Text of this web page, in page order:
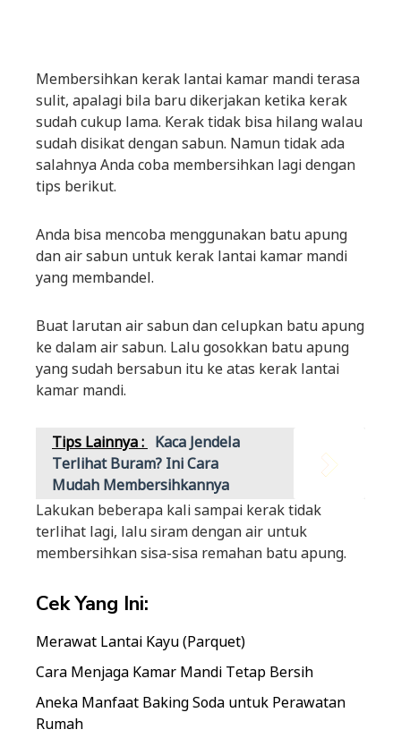
Membersihkan kerak lantai kamar mandi terasa
sulit, apalagi bila baru dikerjakan ketika kerak
sudah cukup lama. Kerak tidak bisa hilang walau
sudah disikat dengan sabun. Namun tidak ada
salahnya Anda coba membersihkan lagi dengan
tips berikut.
Anda bisa mencoba menggunakan batu apung
dan air sabun untuk kerak lantai kamar mandi
yang membandel.
Buat larutan air sabun dan celupkan batu apung
ke dalam air sabun. Lalu gosokkan batu apung
yang sudah bersabun itu ke atas kerak lantai
kamar mandi.
Tips Lainnya : Kaca Jendela
Terlihat Buram? Ini Cara
Mudah Membersihkannya
Lakukan beberapa kali sampai kerak tidak
terlihat lagi, lalu siram dengan air untuk
membersihkan sisa-sisa remahan batu apung.
Cek Yang Ini:
Merawat Lantai Kayu (Parquet)
Cara Menjaga Kamar Mandi Tetap Bersih
Aneka Manfaat Baking Soda untuk Perawatan
Rumah